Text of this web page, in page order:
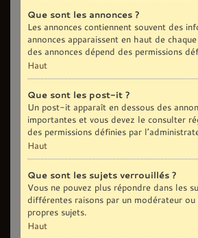
Que sont les annonces ?
Les annonces contiennent souvent des
annonces apparaissent en haut de
des annonces dépend des permissions
Haut
Que sont les post-it ?
Un post-it apparaît en dessous des
importantes et vous devez le consulter
des permissions définies par
Haut
Que sont les sujets verrouillés ?
Vous ne pouvez plus répondre dans les
différentes raisons par un modérateur
propres sujets.
Haut